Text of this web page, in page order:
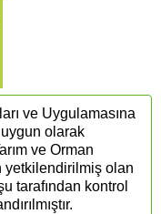
ve Uygulamasına
olarak
ve Orman
yetkilendirilmiş olan
tarafından kontrol